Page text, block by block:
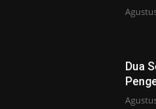
Dua